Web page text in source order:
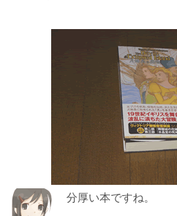
分厚い本ですね。